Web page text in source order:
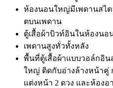
ห้องนอนใหญ่มีเพดานสไ
ตบนเพดาน
ตู้เสื้อผ้าบิวท์อินในห้องนอ
เพดานสูงทั่วทั้งหลัง
พื้นที่ตู้เสื้อผ้าแบบวอล์กอิ
ใหญ่ ติดกับอ่างล้างหน้าคู่
แต่งหน้า 2 ดวง และห้อง